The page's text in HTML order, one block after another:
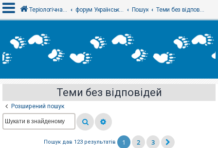
х
і
е
с
т
р
Теріологічна школа форум Українського теріологічного товариства Пошук Теми без відповідей
Теми без відповідей
Розширений пошук
Пошук дав 123 результатів 1 2 3